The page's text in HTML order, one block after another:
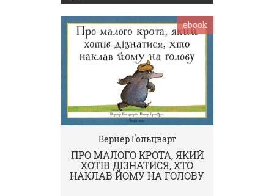
Вернер Ґольцварт
ПРО МАЛОГО КРОТА, ЯКИЙ
ХОТІВ ДІЗНАТИСЯ, ХТО
НАКЛАВ ЙОМУ НА ГОЛОВУ
ebook